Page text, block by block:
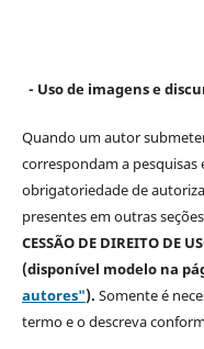
- Uso de imagens e
Quando um autor
correspondam a
obrigatoriedade de
presentes em outras
CESSÃO DE DIREITO DE
(disponível modelo na
autores"). Somente é
termo e o descreva